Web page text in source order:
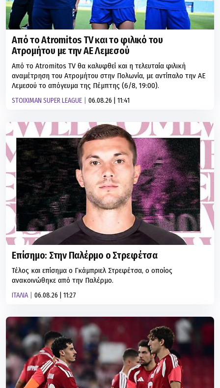
Από το Atromitos TV και το φιλικό του
Ατρομήτου με την ΑΕ Λεμεσού
Από το Atromitos TV θα καλυφθεί και η τελευταία φιλική
αναμέτρηση του Ατρομήτου στην Πολωνία, με αντίπαλο την ΑΕ
Λεμεσού το απόγευμα της Πέμπτης (6/8, 19:00).
STOIXIMAN SUPER LEAGUE 06.08.26 | 11:41
Επίσημο: Στην Παλέρμο ο Στρεφέτσα
Τέλος και επίσημα ο Γκάμπριελ Στρεφέτσα, ο οποίος
ανακοινώθηκε από την Παλέρμο.
ΙΤΑΛΙΑ 06.08.26 | 11:27